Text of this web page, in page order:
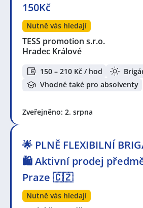
150Kč
Nutně vás hledají
TESS promotion s.r.o.
Hradec Králové
150 – 210 Kč / hod
Vhodné také pro absolventy
Zveřejněno: 2. srpna
🌟 PLNĚ FLEXIBILNÍ
🛍️ Aktivní prodej
Praze 🇨🇿
Nutně vás hledají